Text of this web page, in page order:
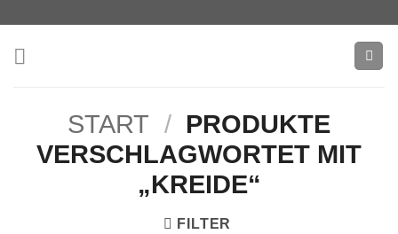
springen
START / PRODUKTE
VERSCHLAGWORTET MIT
„KREIDE“
FILTER